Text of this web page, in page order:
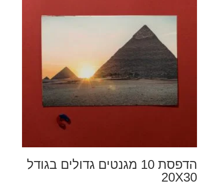
הדפסת 10 מגנטים גדולים בגודל
20X30